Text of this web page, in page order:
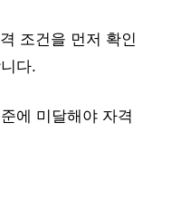
조건을 먼저 확인
다.
에 미달해야 자격